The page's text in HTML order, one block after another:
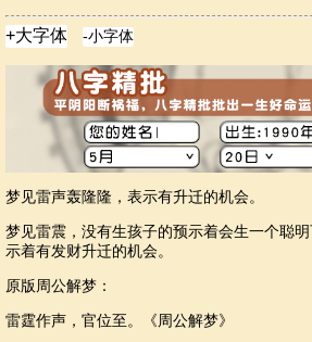
梦见雷声轰隆隆，表示有升迁的机会。
梦见雷震，没有生孩子的预示着会生一个聪
示着有发财升迁的机会。
原版周公解梦：
雷霆作声，官位至。《周公解梦》